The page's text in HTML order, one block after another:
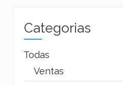
Categorias
Todas
Ventas